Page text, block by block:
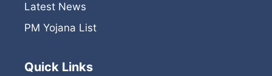
Latest News
PM Yojana List
Quick Links